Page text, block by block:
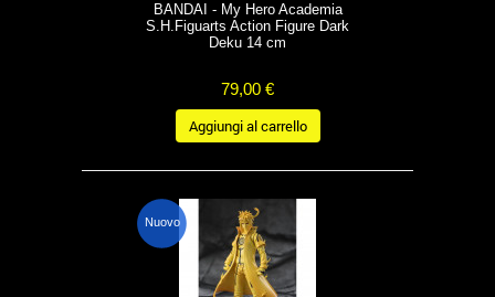
BANDAI - My Hero Academia
S.H.Figuarts Action Figure Dark
Deku 14 cm
79,00 €
Aggiungi al carrello
Nuovo